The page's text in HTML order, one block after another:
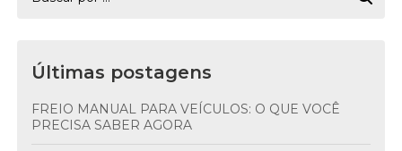
Últimas postagens
FREIO MANUAL PARA VEÍCULOS: O QUE VOCÊ
PRECISA SABER AGORA